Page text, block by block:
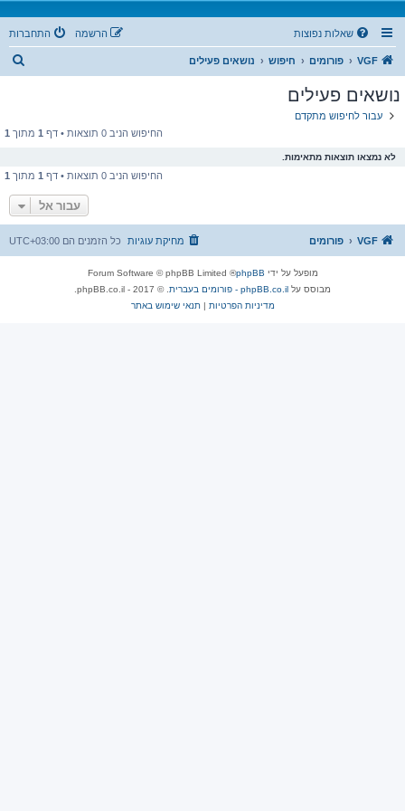
שאלות נפוצות התחברות הרשמה
VGF פורומים חיפוש נושאים פעילים
נושאים פעילים
עבור לחיפוש מתקדם
החיפוש הניב 0 תוצאות • דף
1 מתוך 1
לא נמצאו תוצאות מתאימות.
החיפוש הניב 0 תוצאות • דף 1 מתוך 1
עבור אל
VGF פורומים כל הזמנים הם UTC+03:00 מחיקת עוגיות
מופעל על ידי phpBB
® Forum Software © phpBB Limited
מבוסס על phpBB.co.il - פורומים בעברית
. © 2017 - phpBB.co.il.
מדיניות הפרטיות |תנאי שימוש באתר